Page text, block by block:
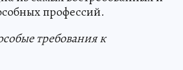
профессий.
требования к